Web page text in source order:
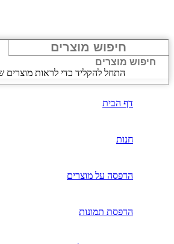
התחל להקליד כדי לראות
דף הבית
חנות
הדפסה על מוצרים
הדפסת תמונות